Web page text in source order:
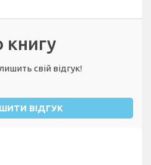
книгу
свій відгук!
ВІДГУК